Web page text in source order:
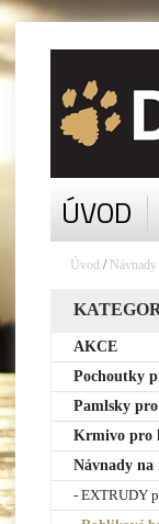
ÚVOD
Úvod /
AKCE
Pochoutky
Pamlsky
Krmivo pro
Návnady na
- EXTRUDY